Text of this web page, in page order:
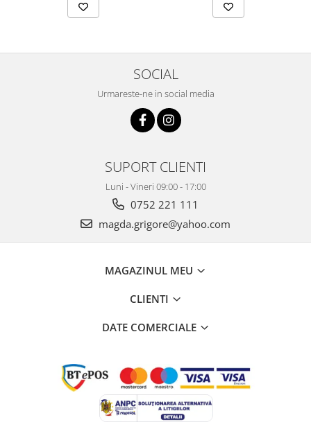
SOCIAL
Urmareste-ne in social media
SUPORT CLIENTI
Luni - Vineri 09:00 - 17:00
0752 221 111
magda.grigore@yahoo.com
MAGAZINUL MEU
CLIENTI
DATE COMERCIALE